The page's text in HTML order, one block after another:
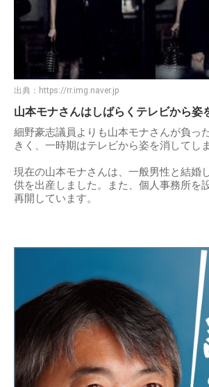
出典： https://rr.img.naver.jp
山本モナさんはしばらくテレビから姿
細野豪志議員よりも山本モナさんが負っ
きく、一時期はテレビから姿を消してし
現在の山本モナさんは、一般男性と結婚
供を出産しました。また、個人事務所を
再開しています。